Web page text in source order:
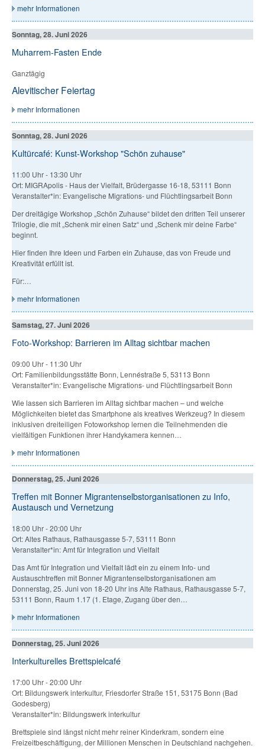
mehr Informationen
Sonntag, 28. Juni 2026
Muharrem-Fasten Ende
Ganztägig
Alevitischer Feiertag
mehr Informationen
Sonntag, 28. Juni 2026
Kultürcafé: Kunst-Workshop "Schön zuhause"
11:00 Uhr- 13:30 Uhr
Ort: MIGRApolis - Haus der Vielfalt, Brüdergasse 16-18, 53111 Bonn
Veranstalter*in: Evangelische Migrations- und Flüchtlingsarbeit Bonn
Der dreitägige Workshop „Schön Zuhause“ bildet den dritten Teil unserer
Trilogie, die mit „Schenk mir einen Satz“ und „Schenk mir deine Farbe“
beginnt.
Hier finden Ihre Ideen und Farben ein Zuhause, das von Freude und
Kreativität erfüllt ist.
Für:…
mehr Informationen
Samstag, 27. Juni 2026
Foto-Workshop: Barrieren im Alltag sichtbar machen
09:00 Uhr- 11:30 Uhr
Ort: Familienbildungsstätte Bonn, Lennéstraße 5, 53113 Bonn
Veranstalter*in: Evangelische Migrations- und Flüchtlingsarbeit Bonn
Wie lassen sich Barrieren im Alltag sichtbar machen – und welche
Möglichkeiten bietet das Smartphone als kreatives Werkzeug? In diesem
inklusiven dreiteiligen Fotoworkshop lernen die Teilnehmenden die
vielfältigen Funktionen ihrer Handykamera kennen…
mehr Informationen
Donnerstag, 25. Juni 2026
Treffen mit Bonner Migrantenselbstorganisationen zu Info,
Austausch und Vernetzung
18:00 Uhr-20:00 Uhr
Ort: Altes Rathaus, Rathausgasse 5-7, 53111 Bonn
Veranstalter*in: Amt für Integration und Vielfalt
Das Amt für Integration und Vielfalt lädt ein zu einem Info- und
Austauschtreffen mit Bonner Migrantenselbstorganisationen am
Donnerstag, 25. Juni von 18-20 Uhr ins Alte Rathaus, Rathausgasse 5-7,
53111 Bonn, Raum 1.17 (1. Etage, Zugang über den…
mehr Informationen
Donnerstag, 25. Juni 2026
Interkulturelles Brettspielcafé
17:00 Uhr-20:00 Uhr
Ort: Bildungswerk interkultur, Friesdorfer Straße 151, 53175 Bonn (Bad
Godesberg)
Veranstalter*in: Bildungswerk interkultur
Brettspiele sind längst nicht mehr reiner Kinderkram, sondern eine
Freizeitbeschäftigung, der Millionen Menschen in Deutschland nachgehen.